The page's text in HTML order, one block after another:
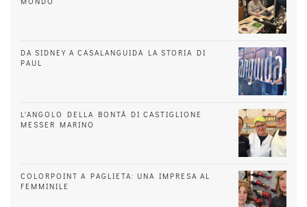
DA SIDNEY A CASALANGUIDA LA STORIA DI
PAUL
L'ANGOLO DELLA BONTÀ DI CASTIGLIONE
MESSER MARINO
COLORPOINT A PAGLIETA: UNA IMPRESA AL
FEMMINILE